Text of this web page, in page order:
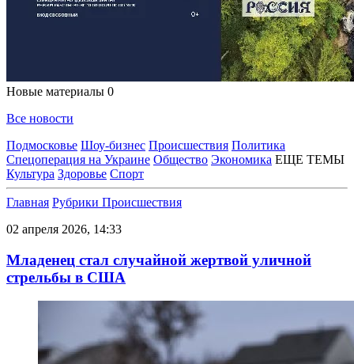
Новые материалы 0
Все новости
Подмосковье Шоу-бизнес Происшествия Политика
Спецоперация на Украине Общество Экономика ЕЩЕ ТЕМЫ
Культура Здоровье Спорт
Главная Рубрики Происшествия
02 апреля 2026, 14:33
Младенец стал случайной жертвой уличной
стрельбы в США